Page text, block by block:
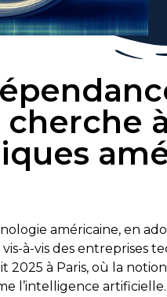
américaine, en
à-vis des entreprises
à Paris, où la
l’intelligence